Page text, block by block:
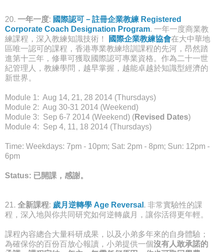
20. 一年一度: 國際認可－註冊企業教練 Registered
Corporate Coach Designation Program. 一年一度商業教
練課程，深入教練知識技術！
國際企業教練協會在大中華地
區唯一認可的課程，香港專業教練培訓課程的先河，昂然踏
進第十三年，修畢可獲取國際認可專業資格。作為二十一世
紀管理人，教練學問，越早掌握，越能卓越於知識型經濟的
新世界。
Module 1: Aug 14, 21, 28 2014 (Thursdays)
Module 2: Aug 30-31 2014 (Weekend)
Module 3: Sep 6-7 2014 (Weekend) (Revised Dates)
Module 4: Sep 4, 11, 18 2014 (Thursdays)
Time: Weekdays: 7pm - 10pm; Sat: 2pm - 8pm; Sun: 12pm -
6pm
Status: 已開課，感謝。
21. 全新課程: 歲月逆轉學 Age Reversal . 非常實驗性的課
程，深入地與你共同研究如何逆轉歲月，讓你活得更年輕。
課程內容總合大量科研成果，以及小弟多年來的自身體驗；
為確保你的百份百放心報讀，小弟提供一個沒有人敢承諾的